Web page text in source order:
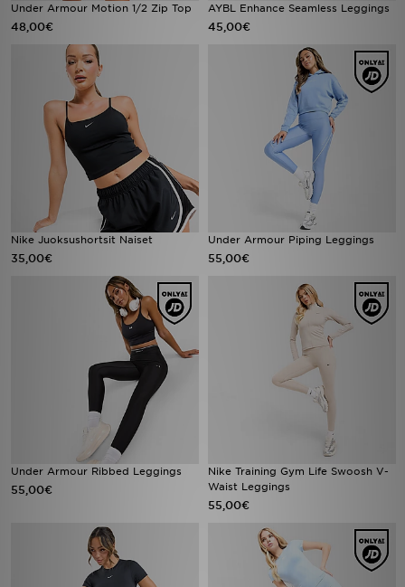
Under Armour Motion 1/2 Zip Top
48,00€
AYBL Enhance Seamless Leggings
45,00€
Nike Juoksushortsit Naiset
35,00€
Under Armour Piping Leggings
55,00€
Under Armour Ribbed Leggings
55,00€
Nike Training Gym Life Swoosh V-
Waist Leggings
55,00€